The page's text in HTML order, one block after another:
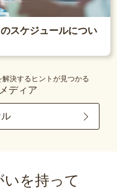
スケジュールについ
解決するヒントが見つかる
ディア
を持って